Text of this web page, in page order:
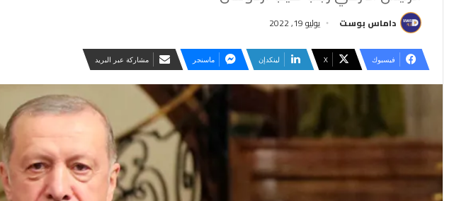
داماس بوست يوليو 19, 2022
فيسبوك ‫X لينكدإن ماسنجر مشاركة عبر البريد